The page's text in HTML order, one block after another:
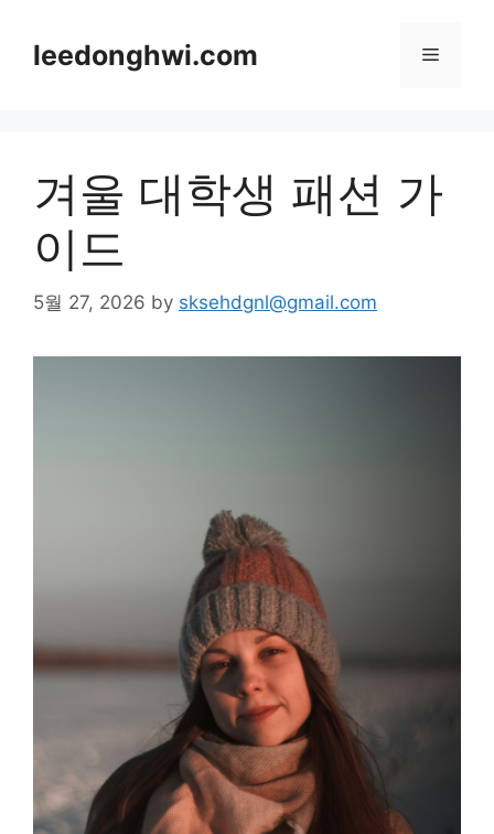
contentleedonghwi.com Menu
겨울 대학생 패션 가
이드
5월 27, 2026 by sksehdgnl@gmail.com